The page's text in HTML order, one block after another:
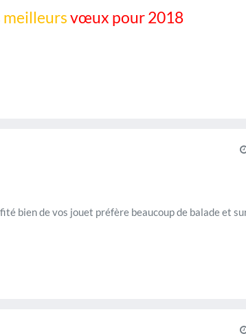
meilleursvœux pour 2018
bien de vos jouet préfère beaucoup de balade et